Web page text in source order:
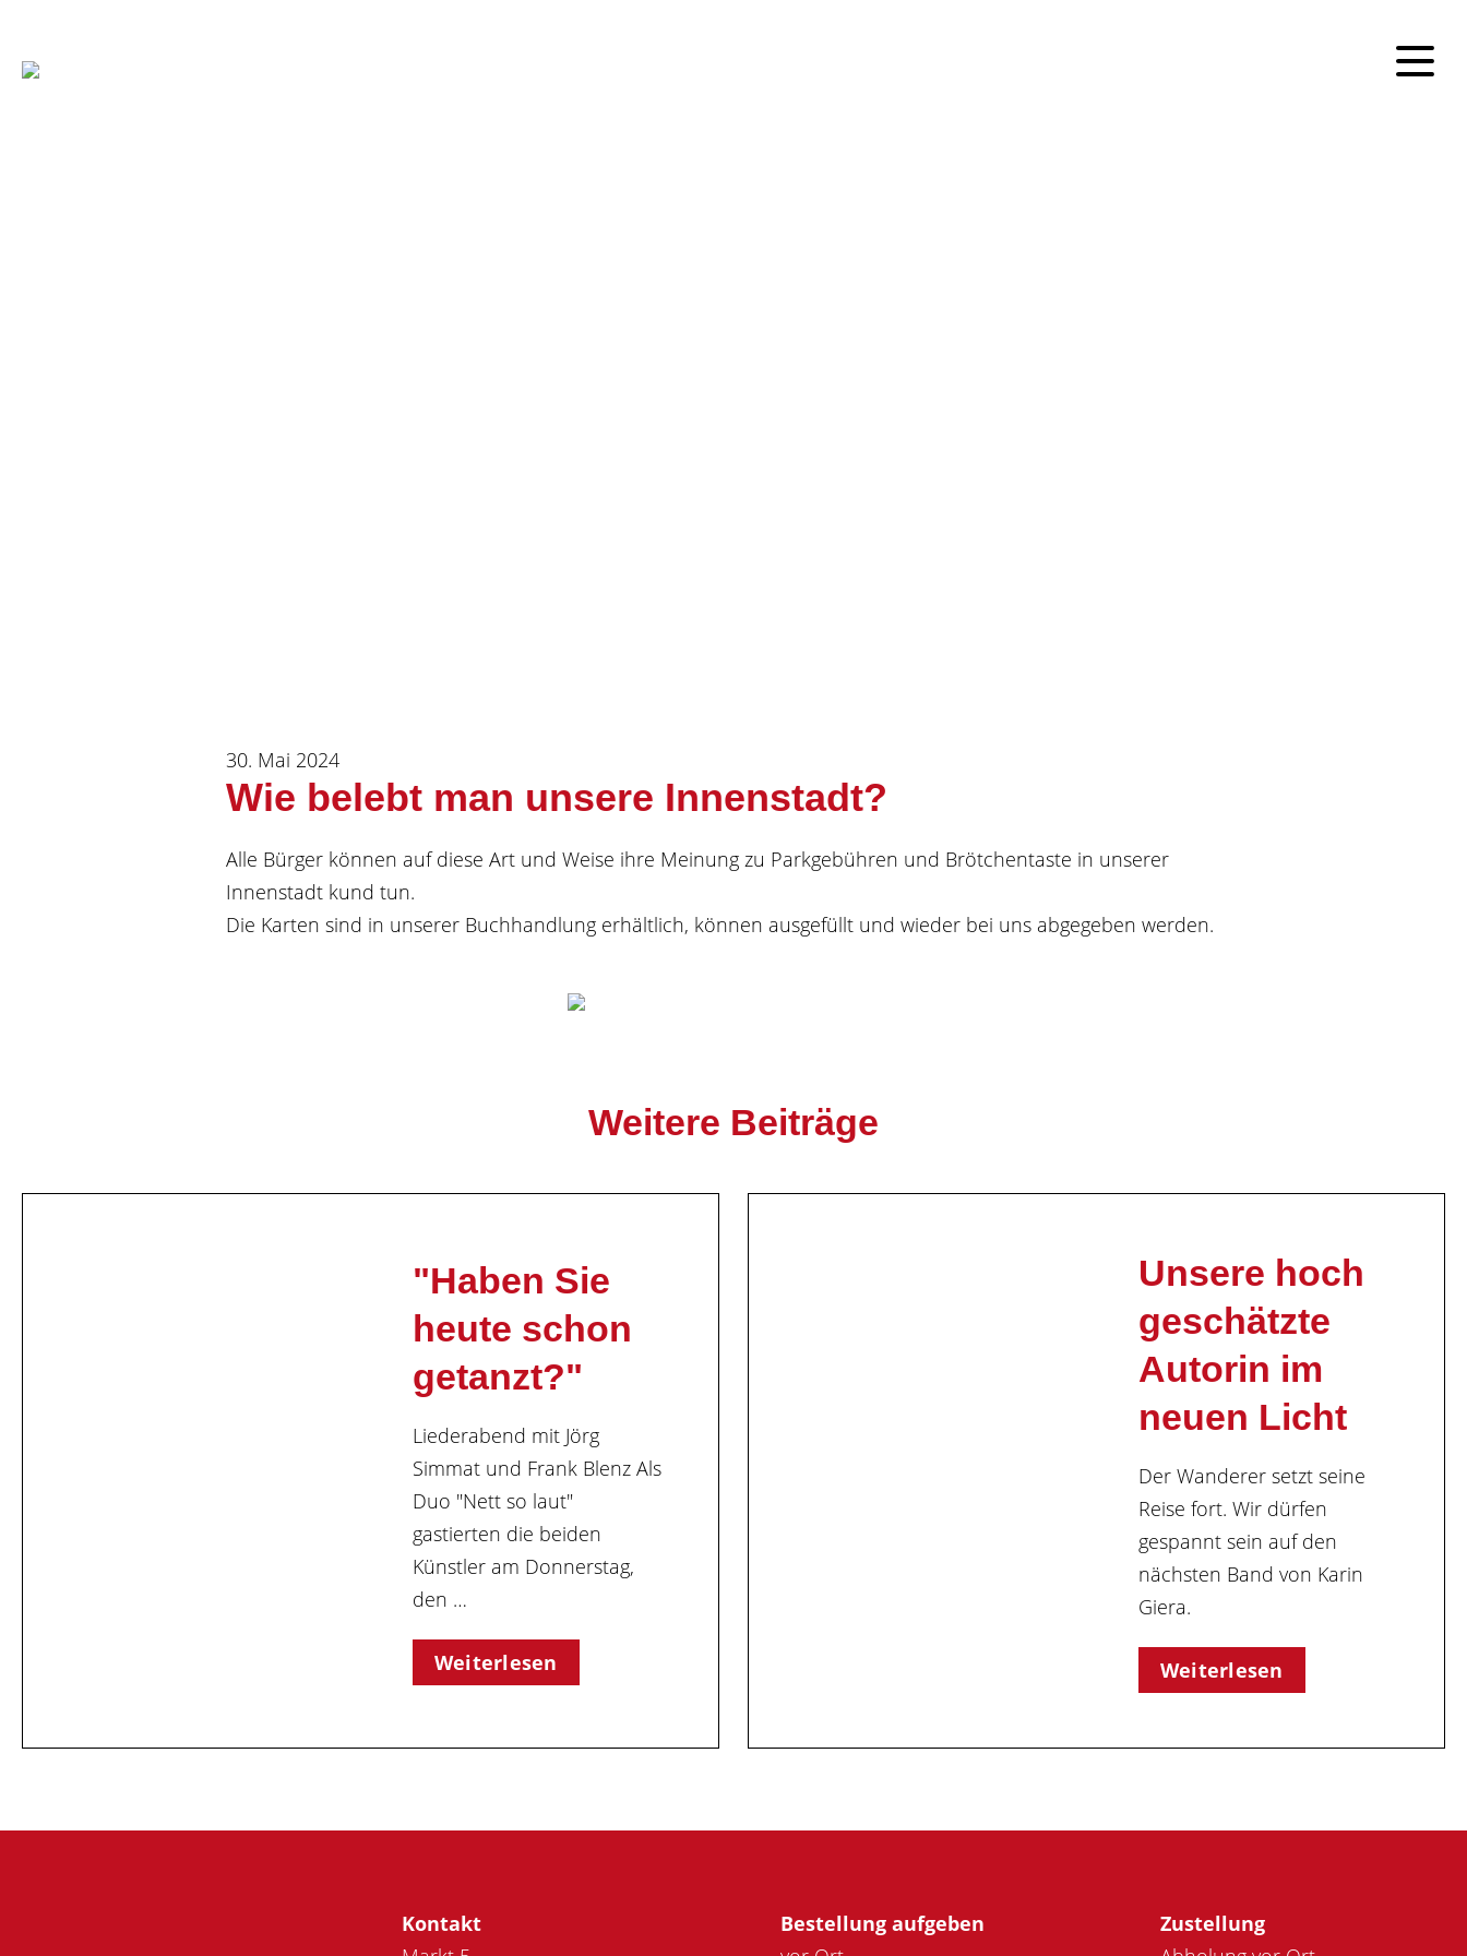
30. Mai 2024
Wie belebt man unsere Innenstadt?
Alle Bürger können auf diese Art und Weise ihre Meinung zu Parkgebühren und Brötchentaste in unserer
Innenstadt kund tun.
Die Karten sind in unserer Buchhandlung erhältlich, können ausgefüllt und wieder bei uns abgegeben werden.
Weitere Beiträge
"Haben Sie
heute schon
getanzt?"
Liederabend mit Jörg
Simmat und Frank Blenz Als
Duo "Nett so laut"
gastierten die beiden
Künstler am Donnerstag,
den …
Weiterlesen
Unsere hoch
geschätzte
Autorin im
neuen Licht
Der Wanderer setzt seine
Reise fort. Wir dürfen
gespannt sein auf den
nächsten Band von Karin
Giera.
Weiterlesen
Kontakt
Bestellung aufgeben
Zustellung